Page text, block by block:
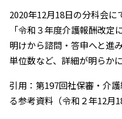
2020年12月18日の分科会
「令和３年度介護報酬改
明けから諮問・答申へと進
単位数など、詳細が明らか
引用：第197回社保審・介
る参考資料（令和２年12月